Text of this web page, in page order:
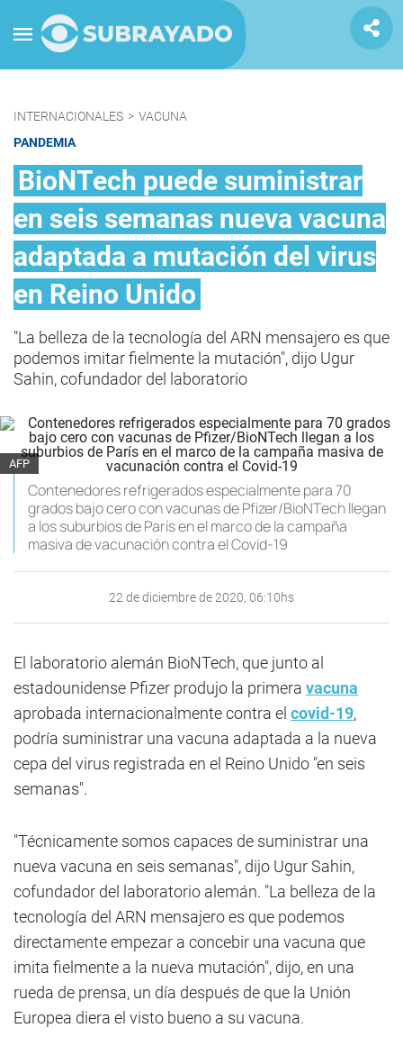
INTERNACIONALES > VACUNA
PANDEMIA
BioNTech puede suministrar
en seis semanas nueva vacuna
adaptada a mutación del virus
en Reino Unido
"La belleza de la tecnología del ARN mensajero es que
podemos imitar fielmente la mutación", dijo Ugur
Sahin, cofundador del laboratorio
AFP
Contenedores refrigerados especialmente para 70
grados bajo cero con vacunas de Pfizer/BioNTech llegan
a los suburbios de París en el marco de la campaña
masiva de vacunación contra el Covid-19
22 de diciembre de 2020, 06:10hs
El laboratorio alemán BioNTech, que junto al
estadounidense Pfizer produjo la primera vacuna
aprobada internacionalmente contra el covid-19,
podría suministrar una vacuna adaptada a la nueva
cepa del virus registrada en el Reino Unido "en seis
semanas".
"Técnicamente somos capaces de suministrar una
nueva vacuna en seis semanas", dijo Ugur Sahin,
cofundador del laboratorio alemán. "La belleza de la
tecnología del ARN mensajero es que podemos
directamente empezar a concebir una vacuna que
imita fielmente a la nueva mutación", dijo, en una
rueda de prensa, un día después de que la Unión
Europea diera el visto bueno a su vacuna.